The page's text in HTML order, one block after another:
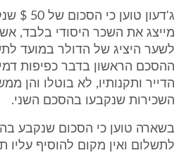
ג'דעון
מייצג את השכר היסודי בלבד,
לשער היציג של הדולר במועד
ההסכם הראשון בדבר כפיפות
הדייר ותקנותיו, לא בוטלו והן
השכירות שנקבעו בהסכם השני.
בשארה טוען כי הסכום שנקבע
לתשלום ואין מקום להוסיף עליו